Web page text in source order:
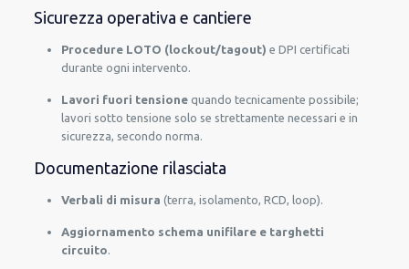
Sicurezza operativa e cantiere
Procedure LOTO (lockout/tagout) e DPI certificati
durante ogni intervento.
Lavori fuori tensione quando tecnicamente possibile;
lavori sotto tensione solo se strettamente necessari e in
sicurezza, secondo norma.
Documentazione rilasciata
Verbali di misura (terra, isolamento, RCD, loop).
Aggiornamento schema unifilare e targhetti
circuito.